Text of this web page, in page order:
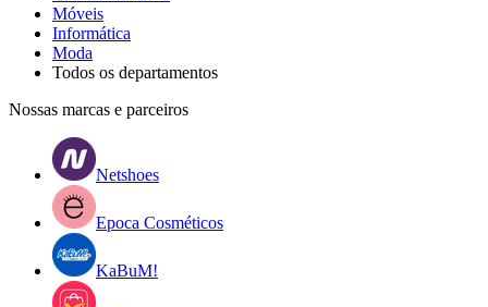
Móveis
Informática
Moda
Todos os departamentos
Nossas marcas e parceiros
Netshoes
Epoca Cosméticos
KaBuM!